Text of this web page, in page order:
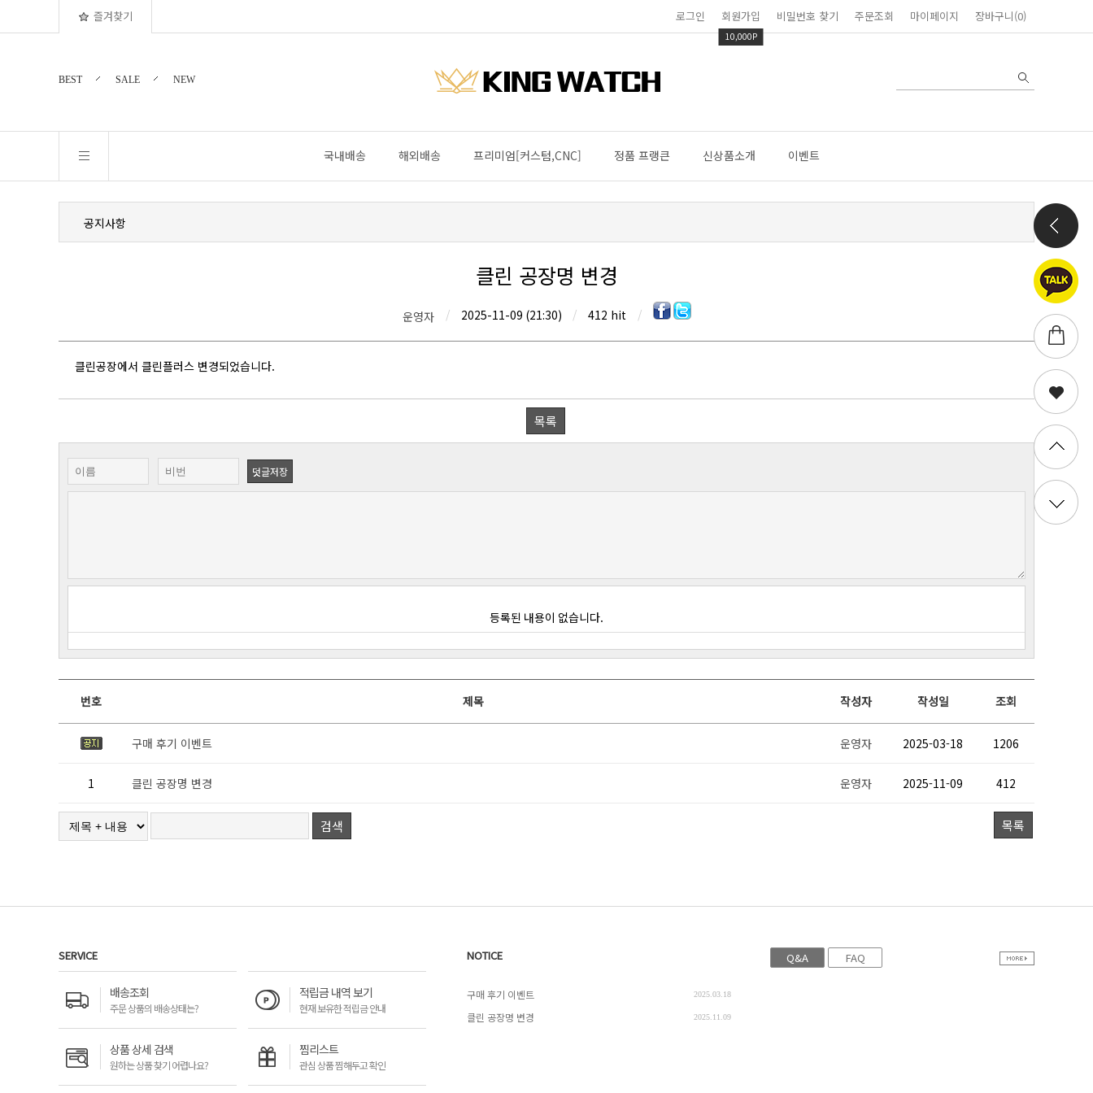
즐겨찾기 로그인 회원가입
10,000P
비밀번호 찾기 주문조회 마이페이지 장바구니(0)
BEST SALE NEW
국내배송 해외배송 프리미엄[커스텀,CNC] 정품 프랭큰 신상품소개 이벤트
공지사항
클린 공장명 변경
운영자 / 2025-11-09 (21:30) / 412 hit /
클린공장에서 클린플러스 변경되었습니다.
목록
덧글저장
등록된 내용이 없습니다.
번호 제목 작성자 작성일 조회
구매 후기 이벤트 운영자 2025-03-18 1206
1 클린 공장명 변경 운영자 2025-11-09 412
검색 목록
SERVICE
배송조회
주문 상품의 배송상태는?
적립금 내역 보기
현재 보유한 적립금 안내
상품 상세 검색
원하는 상품 찾기 어렵나요?
찜리스트
관심 상품 찜해두고 확인
NOTICE
구매 후기 이벤트 2025.03.18
클린 공장명 변경 2025.11.09
Q&A FAQ